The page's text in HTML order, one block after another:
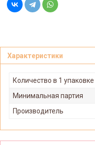
Характеристики
Количество в 1 упаковке
Минимальная партия
Производитель